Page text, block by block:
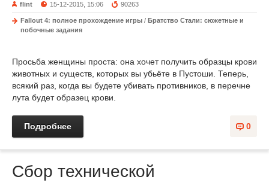
flint 15-12-2015, 15:06 90263
Fallout 4: полное прохождение игры / Братство Стали: сюжетные и
побочные задания
Просьба женщины проста: она хочет получить образцы крови
животных и существ, которых вы убьёте в Пустоши. Теперь,
всякий раз, когда вы будете убивать противников, в перечне
лута будет образец крови.
0
Подробнее
Сбор технической